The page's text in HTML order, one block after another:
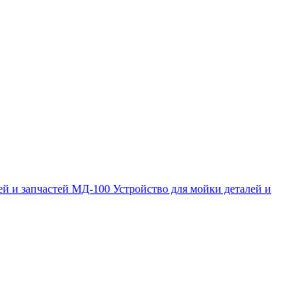
и запчастей МД-100 Устройство для мойки деталей и